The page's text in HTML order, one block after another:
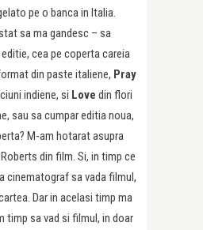
pe o banca in Italia.
sa ma gandesc – sa
cea pe coperta careia
din paste italiene, Pray
indiene, si Love din flori
sau sa cumpar editia noua,
M-am hotarat asupra
din film. Si, in timp ce
cinematograf sa vada filmul,
Dar in acelasi timp ma
timp sa vad si filmul, in doar